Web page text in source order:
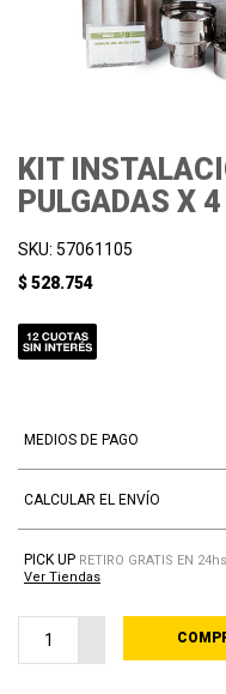
KIT
PULGADAS X
SKU: 57061105
$ 528.754
MEDIOS DE PAGO
CALCULAR EL ENVÍO
PICK UP RETIRO GRATIS EN 24hs
Ver Tiendas
Todas las
Mercado Pago
Todas las
Mercado Pago
9